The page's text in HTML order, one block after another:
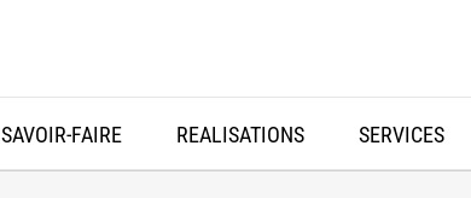
SAVOIR-FAIRE REALISATIONS SERVICES